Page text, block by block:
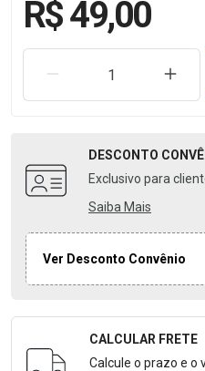
R$ 49,00
REMOVER UMA UNIDADE
DESCONTO
Exclusivo para
Saiba Mais
Ver Desconto Convênio
Formulário para
CALCULAR FRETE
Calcule o prazo e o